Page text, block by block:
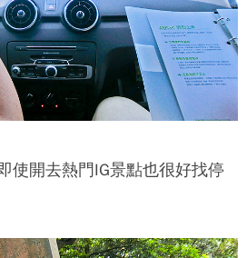
使開去熱門IG景點也很好找停